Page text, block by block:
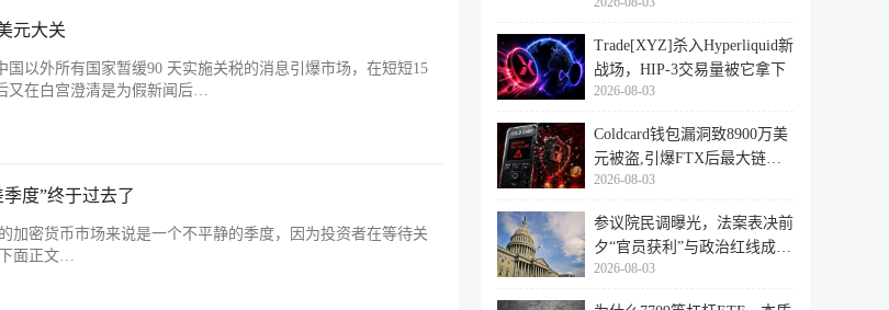
元大关
以外所有国家暂缓90 天实施关税的消息引爆市场，在短短15
又在白宫澄清是为假新闻后…
度”终于过去了
加密货币市场来说是一个不平静的季度，因为投资者在等待关
面正文…
Trade[XYZ]杀入Hyperliquid新
战场，HIP-3交易量被它拿下
2026-08-03
Coldcard钱包漏洞致8900万美
元被盗,引爆FTX后最大链上
迁移潮
2026-08-03
参议院民调曝光，法案表决前
夕“官员获利”与政治红线成最
大
2026-08-03